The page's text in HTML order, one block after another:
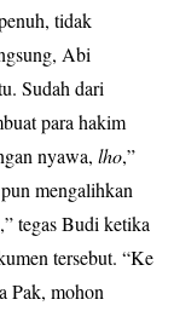
tidak
Abi
Sudah dari
para hakim
nyawa, lho,”
mengalihkan
tegas Budi ketika
tersebut. “Ke
Pak, mohon